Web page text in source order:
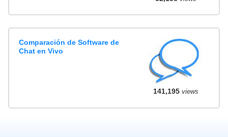
Comparación de Software de
Chat en Vivo
141,195views